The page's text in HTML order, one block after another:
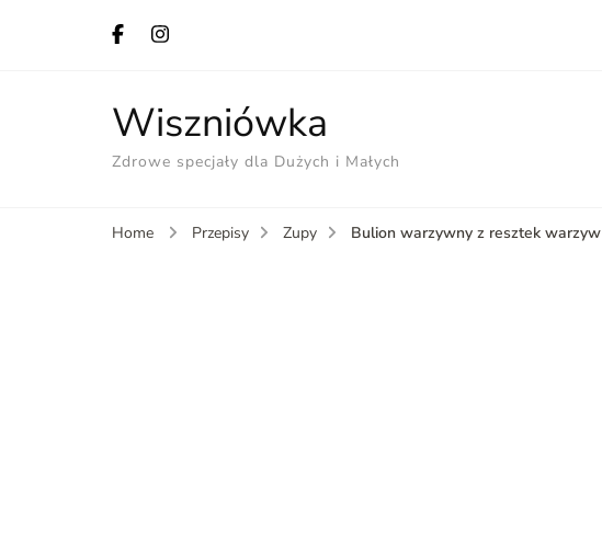
Wiszniówka
Zdrowe specjały dla Dużych i Małych
Home Przepisy Zupy Bulion warzywny z resztek warzyw